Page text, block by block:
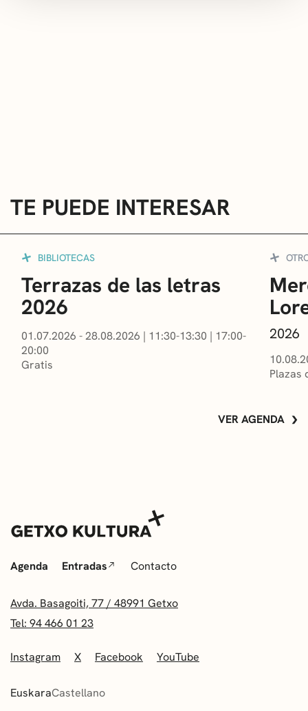
TE PUEDE INTERESAR
BIBLIOTECAS
Terrazas de las letras
2026
01.07.2026 - 28.08.2026 | 11:30-13:30 | 17:00-
20:00
Gratis
2026
Plazas
VER AGENDA
Agenda Entradas Contacto
Avda. Basagoiti, 77 / 48991 Getxo
Tel: 94 466 01 23
Instagram X Facebook YouTube
EuskaraCastellano